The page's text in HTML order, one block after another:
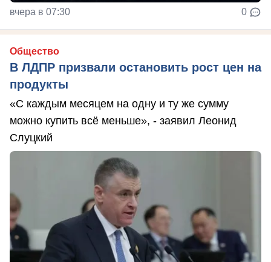
вчера в 07:30 0
Общество
В ЛДПР призвали остановить рост цен на
продукты
«С каждым месяцем на одну и ту же сумму
можно купить всё меньше», - заявил Леонид
Слуцкий